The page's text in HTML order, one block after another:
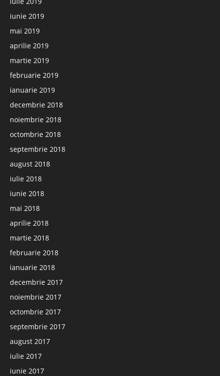
iunie 2019
mai 2019
aprilie 2019
martie 2019
februarie 2019
ianuarie 2019
decembrie 2018
noiembrie 2018
octombrie 2018
septembrie 2018
august 2018
iulie 2018
iunie 2018
mai 2018
aprilie 2018
martie 2018
februarie 2018
ianuarie 2018
decembrie 2017
noiembrie 2017
octombrie 2017
septembrie 2017
august 2017
iulie 2017
iunie 2017